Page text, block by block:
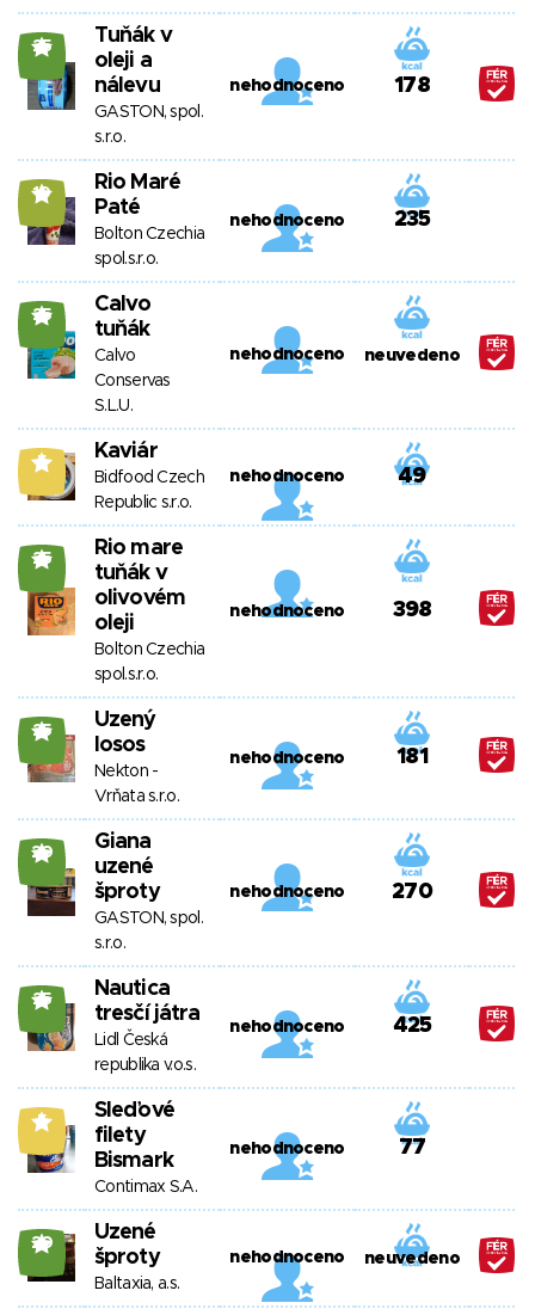
25
Tuňák v
oleji a
nálevu
GASTON, spol.
s.r.o.
nehodnoceno 178
10
Rio Maré
Paté
Bolton Czechia
spol.s.r.o.
nehodnoceno 235
25
Calvo
tuňák
Calvo
Conservas
S.L.U.
nehodnoceno neuvedeno
5 Kaviár
Bidfood Czech
Republic s.r.o.
nehodnoceno 49
25
Rio mare
tuňák v
olivovém
oleji
Bolton Czechia
spol.s.r.o.
nehodnoceno 398
25
Uzený
losos
Nekton -
Vrňata s.r.o.
nehodnoceno 181
20
Giana
uzené
šproty
GASTON, spol.
s.r.o.
nehodnoceno 270
25
Nautica
tresčí játra
Lidl Česká
republika v.o.s.
nehodnoceno 425
5
Sleďové
filety
Bismark
Contimax S.A.
nehodnoceno 77
20
Uzené
šproty
Baltaxia, a.s.
nehodnoceno neuvedeno